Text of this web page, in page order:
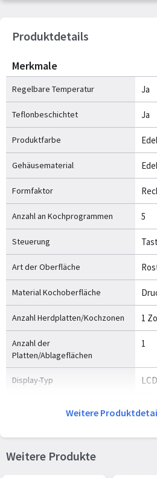
Produktdetails
Merkmale
Regelbare Temperatur Ja
Teflonbeschichtet Ja
Produktfarbe
Gehäusematerial
Formfaktor
Anzahl an Kochprogrammen 5
Steuerung
Art der Oberfläche
Material Kochoberfläche
Anzahl Herdplatten/Kochzonen 1
Anzahl der
Platten/Ablageflächen
1
Display-Typ LCD
Gewicht und Abmessungen
Breite 370
Weitere
Weitere Produkte